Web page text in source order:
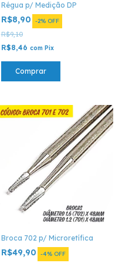
Régua p/ Medição DP
R$8,90 -2% OFF
R$9,10
R$8,46 com Pix
Comprar
Broca 702 p/ Microretífica
R$49,90 -4% OFF